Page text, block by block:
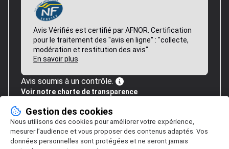
Avis Vérifiés est certifié par AFNOR. Certification
pour le traitement des "avis en ligne" : "collecte,
modération et restitution des avis".
En savoir plus
Avis soumis à un contrôle.
Voir notre charte de transparence
Gestion des cookies
Nous utilisons des cookies pour améliorer votre expérience,
mesurer l’audience et vous proposer des contenus adaptés. Vos
données personnelles sont protégées et ne seront jamais